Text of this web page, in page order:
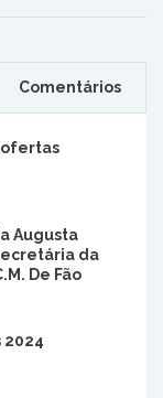
Comentários
ofertas
Augusta
da
De Fão
2024